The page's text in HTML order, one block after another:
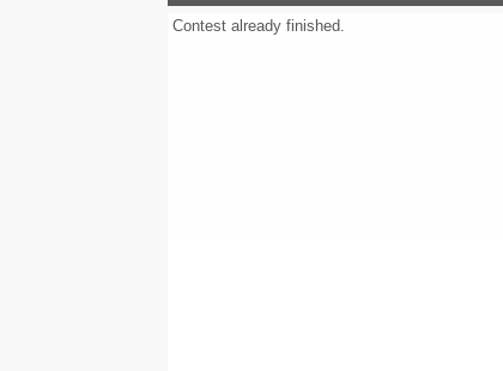
Contest already finished.